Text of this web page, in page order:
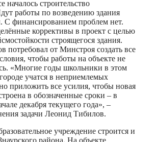
началось строительство
работы по возведению здания
С финансированием проблем нет.
коррективы в проект с целью
строящегося здания.
потребовал от Минстроя создать все
чтобы работы на объекте не
«Многие годы школьники в этом
учатся в неприемлемых
приложить все усилия, чтобы новая
в обозначенные сроки – в
декабря текущего года», –
задачи Леонид Тибилов.
учреждение строится и
района. На объекте